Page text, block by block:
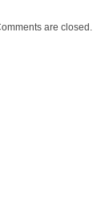
are closed.